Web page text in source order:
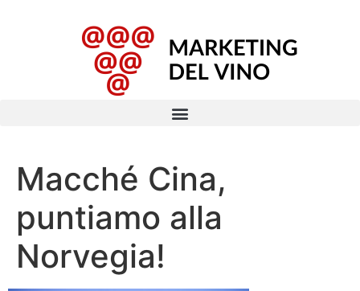
Macché Cina,
puntiamo alla
Norvegia!